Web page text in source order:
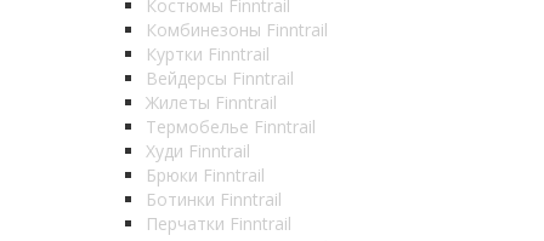
Костюмы Finntrail
Комбинезоны Finntrail
Куртки Finntrail
Вейдерсы Finntrail
Жилеты Finntrail
Термобелье Finntrail
Худи Finntrail
Брюки Finntrail
Ботинки Finntrail
Перчатки Finntrail